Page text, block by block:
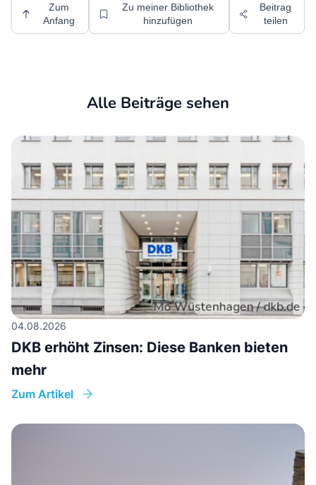
Zum
Anfang
Zu meiner Bibliothek
hinzufügen
Beitrag
teilen
Alle Beiträge sehen
04.08.2026
DKB erhöht Zinsen: Diese Banken bieten
mehr
Zum Artikel